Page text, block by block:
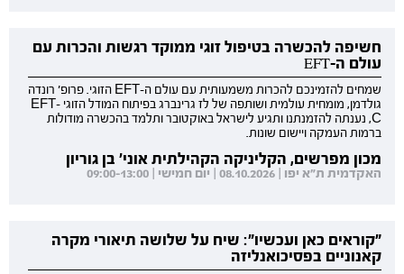
חשיפה להכשרה בטיפול זוגי ממוקד רגשות והכרות עם
עולם ה-EFT
שמחים להזמינכם להכרות משמעותית עם עולם ה-EFT הזוגי. פרופ' רונדה
גולדמן, מומחית עולמית ושותפה של לז גרינברג בפיתוח המודל הזוגי EFT-
C, נענתה להזמנתנו ותגיע לישראל באוקטובר ותלמד בהכשרה מודולות
ברמות העמקה ויישום שונות.
מכון מפרשים, הקליניקה הקהילתית אוני' בן גוריון
האקדמית ת"א יפו | 08.10.2026 | יום חמישי | 09:00-13:00
"קוראים כאן ועכשיו": שיח על שלושה תיאורי מקרה
קאנוניים בפסיכואנליזה